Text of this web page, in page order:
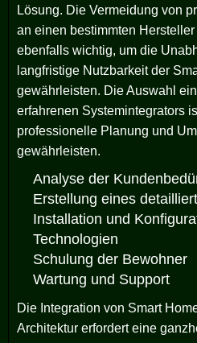
Lösung. Die Vermeidung von
an einen bestimmten
ebenfalls wichtig, um die
langfristige Nutzbarkeit der
gewährleisten. Die Auswahl
erfahrenen Systemintegrators
professionelle Planung und
gewährleisten.
Analyse der
Erstellung eines
Installation und
Technologien
Schulung der Bewohner
Wartung und Support
Die Integration von Smart
Architektur erfordert eine